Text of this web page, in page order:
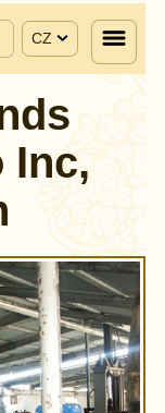
CZ
Inc,